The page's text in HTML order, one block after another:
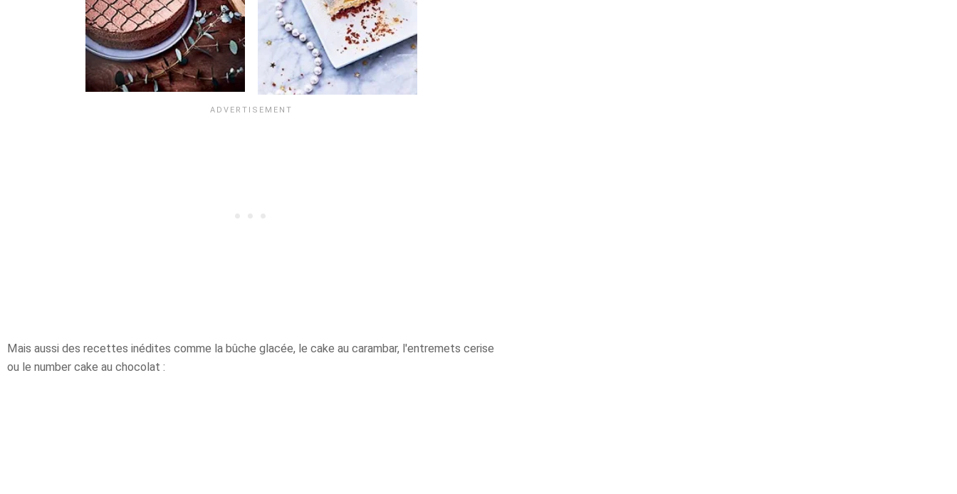
Mais aussi des recettes inédites comme la bûche glacée, le cake au carambar, l'entremets cerise
ou le number cake au chocolat :
Les 30 outils indispensables